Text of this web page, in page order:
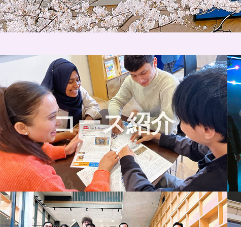
コース紹介